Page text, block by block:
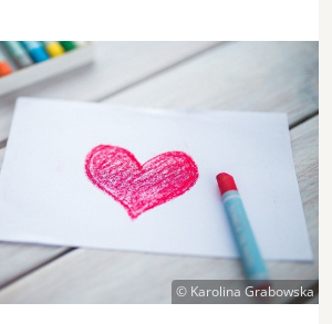
© Karolina Grabowska